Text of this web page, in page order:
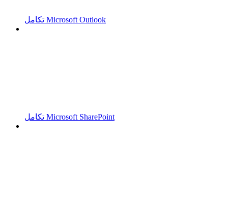
تكامل Microsoft Outlook
تكامل Microsoft SharePoint